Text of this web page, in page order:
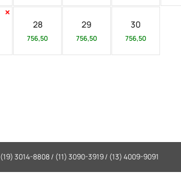
28
756,50
29
756,50
30
756,50
(19) 3014-8808 / (11) 3090-3919 / (13) 4009-9091